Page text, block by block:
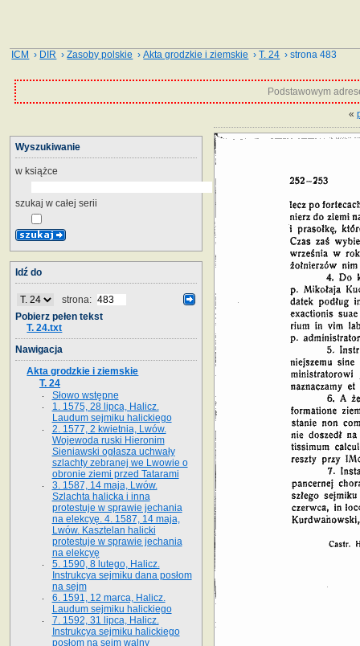
ICM › DIR ›Zasoby polskie ›Akta grodzkie i ziemskie ›T. 24 › strona 483
Podstawowym
«
Wyszukiwanie
w książce
szukaj w całej serii
Idź do
strona:
Pobierz pełen tekst
T. 24.txt
Nawigacja
Akta grodzkie i ziemskie
T. 24
Słowo wstępne
1. 1575, 28 lipca, Halicz.
Laudum sejmiku halickiego
2. 1577, 2 kwietnia, Lwów.
Wojewoda ruski Hieronim
Sieniawski ogłasza uchwały
szlachty zebranej we Lwowie o
obronie ziemi przed Tatarami
3. 1587, 14 maja, Lwów.
Szlachta halicka i inna
protestuje w sprawie jechania
na elekcyę. 4. 1587, 14 maja,
Lwów. Kasztelan halicki
protestuje w sprawie jechania
na elekcyę
5. 1590, 8 lutego, Halicz.
Instrukcya sejmiku dana posłom
na sejm
6. 1591, 12 marca, Halicz.
Laudum sejmiku halickiego
7. 1592, 31 lipca, Halicz.
Instrukcya sejmiku halickiego
posłom na sejm walny